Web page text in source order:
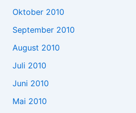
Oktober 2010
September 2010
August 2010
Juli 2010
Juni 2010
Mai 2010